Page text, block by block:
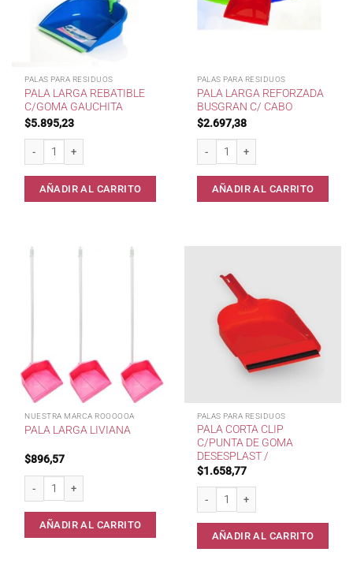
PALAS PARA RESIDUOS
PALA LARGA REBATIBLE
C/GOMA GAUCHITA
$5.895,23
Pala Larga Rebatible c/goma GAUCHITA cantidad
AÑADIR AL CARRITO
PALAS PARA RESIDUOS
PALA LARGA REFORZADA
BUSGRAN C/ CABO
$2.697,38
Pala larga reforzada Busgran c/
AÑADIR AL CARRITO
NUESTRA MARCA ROOOOOA
PALA LARGA LIVIANA
$896,57
Pala Larga Liviana cantidad
AÑADIR AL CARRITO
PALAS PARA RESIDUOS
PALA CORTA CLIP
C/PUNTA DE GOMA
DESESPLAST /
$1.658,77
Pala Corta Clip c/Punta de Goma
AÑADIR AL CARRITO